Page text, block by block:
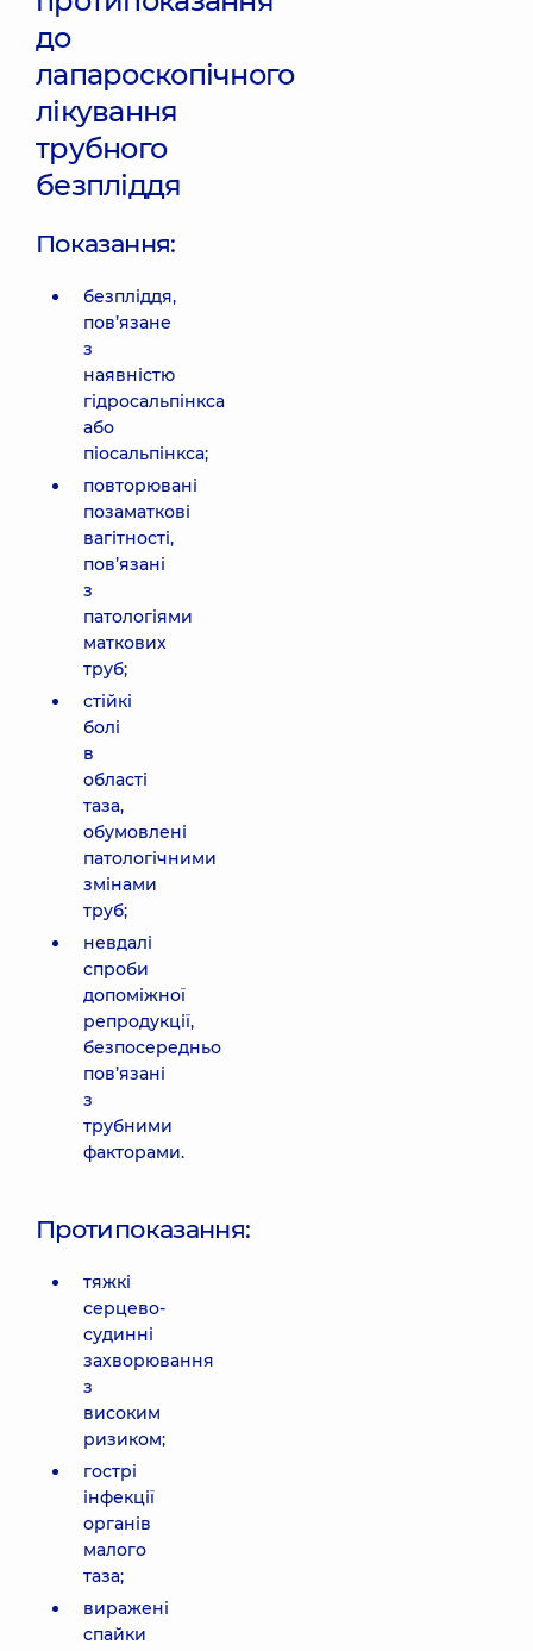
до
лапароскопічного
лікування
трубного
безпліддя
Показання:
безпліддя,
пов’язане
з
наявністю
гідросальпінкса
або
піосальпінкса;
повторювані
позаматкові
вагітності,
пов’язані
з
патологіями
маткових
труб;
стійкі
болі
в
області
таза,
обумовлені
патологічними
змінами
труб;
невдалі
спроби
допоміжної
репродукції,
безпосередньо
пов’язані
з
трубними
факторами.
Протипоказання:
тяжкі
серцево-
судинні
захворювання
з
високим
ризиком;
гострі
інфекції
органів
малого
таза;
виражені
спайки